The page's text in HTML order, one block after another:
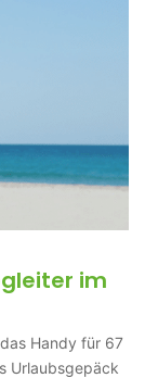
im
Handy für 67
Urlaubsgepäck